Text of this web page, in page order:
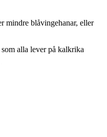
mindre blåvingehanar, eller
alla lever på kalkrika